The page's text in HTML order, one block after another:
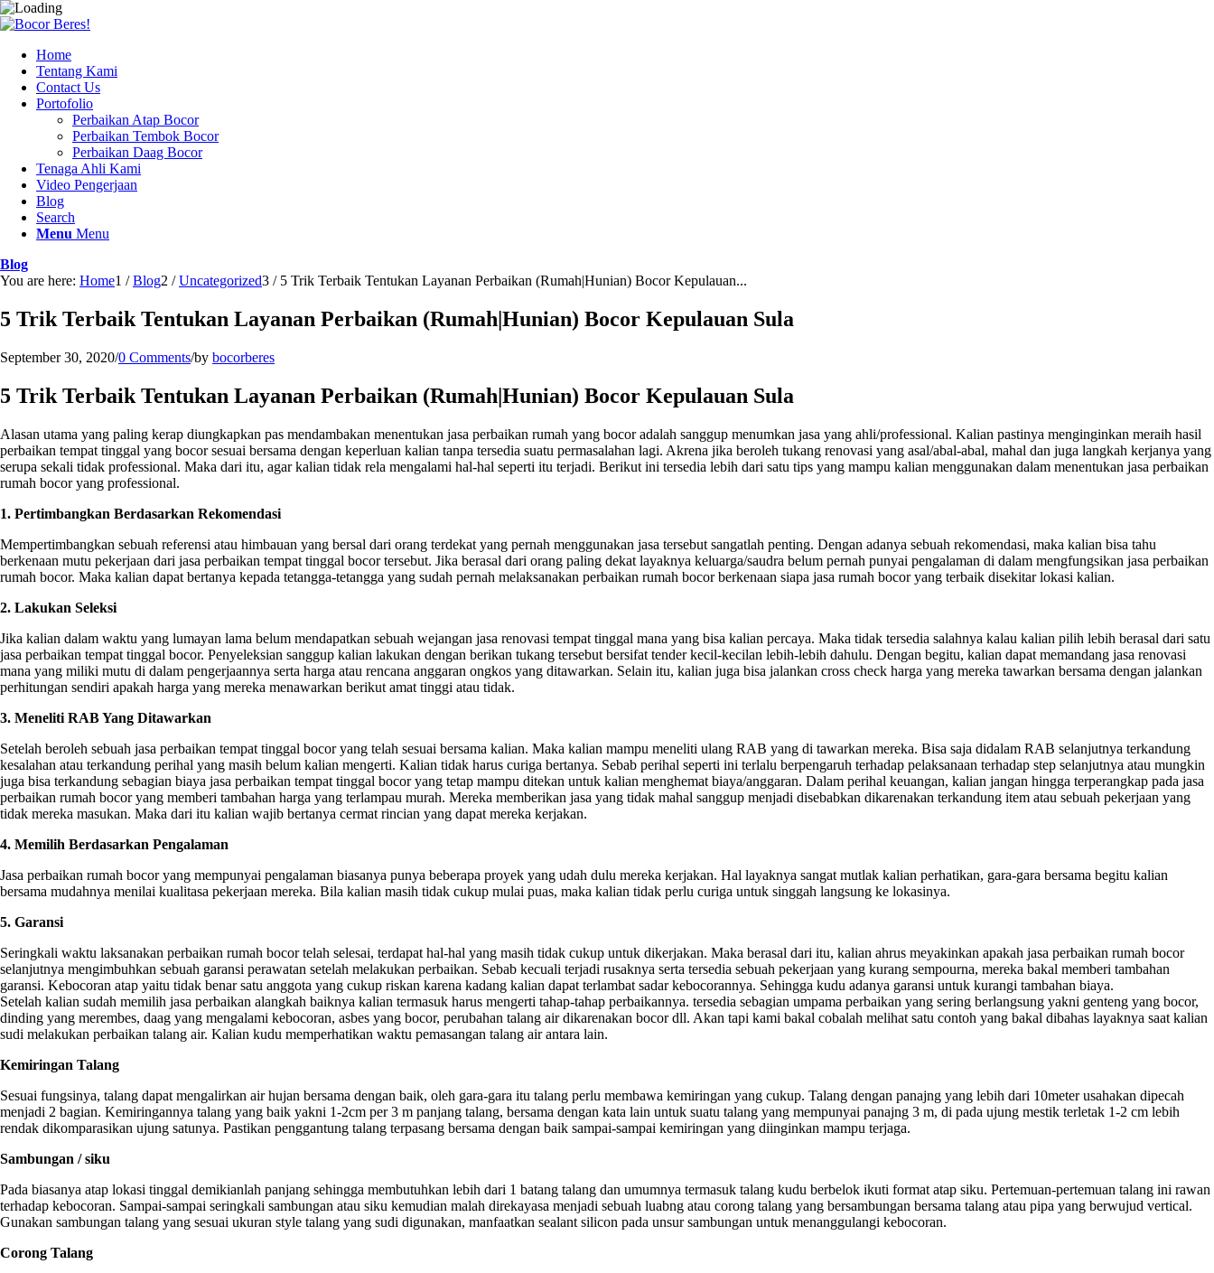
Home
Tentang Kami
Contact Us
Portofolio
Perbaikan Atap Bocor
Perbaikan Tembok Bocor
Perbaikan Daag Bocor
Tenaga Ahli Kami
Video Pengerjaan
Blog
Search
Menu Menu
Blog
You are here: Home1 / Blog2 / Uncategorized3 / 5 Trik Terbaik Tentukan Layanan Perbaikan (Rumah|Hunian) Bocor Kepulauan...
5 Trik Terbaik Tentukan Layanan Perbaikan (Rumah|Hunian) Bocor Kepulauan Sula
September 30, 2020/0 Comments/by bocorberes
5 Trik Terbaik Tentukan Layanan Perbaikan (Rumah|Hunian) Bocor Kepulauan Sula
Alasan utama yang paling kerap diungkapkan pas mendambakan menentukan jasa perbaikan rumah yang bocor adalah sanggup menumkan jasa yang ahli/professional. Kalian pastinya menginginkan meraih hasil
perbaikan tempat tinggal yang bocor sesuai bersama dengan keperluan kalian tanpa tersedia suatu permasalahan lagi. Akrena jika beroleh tukang renovasi yang asal/abal-abal, mahal dan juga langkah kerjanya yang
serupa sekali tidak professional. Maka dari itu, agar kalian tidak rela mengalami hal-hal seperti itu terjadi. Berikut ini tersedia lebih dari satu tips yang mampu kalian menggunakan dalam menentukan jasa perbaikan
rumah bocor yang professional.
1. Pertimbangkan Berdasarkan Rekomendasi
Mempertimbangkan sebuah referensi atau himbauan yang bersal dari orang terdekat yang pernah menggunakan jasa tersebut sangatlah penting. Dengan adanya sebuah rekomendasi, maka kalian bisa tahu
berkenaan mutu pekerjaan dari jasa perbaikan tempat tinggal bocor tersebut. Jika berasal dari orang paling dekat layaknya keluarga/saudra belum pernah punyai pengalaman di dalam mengfungsikan jasa perbaikan
rumah bocor. Maka kalian dapat bertanya kepada tetangga-tetangga yang sudah pernah melaksanakan perbaikan rumah bocor berkenaan siapa jasa rumah bocor yang terbaik disekitar lokasi kalian.
2. Lakukan Seleksi
Jika kalian dalam waktu yang lumayan lama belum mendapatkan sebuah wejangan jasa renovasi tempat tinggal mana yang bisa kalian percaya. Maka tidak tersedia salahnya kalau kalian pilih lebih berasal dari satu
jasa perbaikan tempat tinggal bocor. Penyeleksian sanggup kalian lakukan dengan berikan tukang tersebut bersifat tender kecil-kecilan lebih-lebih dahulu. Dengan begitu, kalian dapat memandang jasa renovasi
mana yang miliki mutu di dalam pengerjaannya serta harga atau rencana anggaran ongkos yang ditawarkan. Selain itu, kalian juga bisa jalankan cross check harga yang mereka tawarkan bersama dengan jalankan
perhitungan sendiri apakah harga yang mereka menawarkan berikut amat tinggi atau tidak.
3. Meneliti RAB Yang Ditawarkan
Setelah beroleh sebuah jasa perbaikan tempat tinggal bocor yang telah sesuai bersama kalian. Maka kalian mampu meneliti ulang RAB yang di tawarkan mereka. Bisa saja didalam RAB selanjutnya terkandung
kesalahan atau terkandung perihal yang masih belum kalian mengerti. Kalian tidak harus curiga bertanya. Sebab perihal seperti ini terlalu berpengaruh terhadap pelaksanaan terhadap step selanjutnya atau mungkin
juga bisa terkandung sebagian biaya jasa perbaikan tempat tinggal bocor yang tetap mampu ditekan untuk kalian menghemat biaya/anggaran. Dalam perihal keuangan, kalian jangan hingga terperangkap pada jasa
perbaikan rumah bocor yang memberi tambahan harga yang terlampau murah. Mereka memberikan jasa yang tidak mahal sanggup menjadi disebabkan dikarenakan terkandung item atau sebuah pekerjaan yang
tidak mereka masukan. Maka dari itu kalian wajib bertanya cermat rincian yang dapat mereka kerjakan.
4. Memilih Berdasarkan Pengalaman
Jasa perbaikan rumah bocor yang mempunyai pengalaman biasanya punya beberapa proyek yang udah dulu mereka kerjakan. Hal layaknya sangat mutlak kalian perhatikan, gara-gara bersama begitu kalian
bersama mudahnya menilai kualitasa pekerjaan mereka. Bila kalian masih tidak cukup mulai puas, maka kalian tidak perlu curiga untuk singgah langsung ke lokasinya.
5. Garansi
Seringkali waktu laksanakan perbaikan rumah bocor telah selesai, terdapat hal-hal yang masih tidak cukup untuk dikerjakan. Maka berasal dari itu, kalian ahrus meyakinkan apakah jasa perbaikan rumah bocor
selanjutnya mengimbuhkan sebuah garansi perawatan setelah melakukan perbaikan. Sebab kecuali terjadi rusaknya serta tersedia sebuah pekerjaan yang kurang sempourna, mereka bakal memberi tambahan
garansi. Kebocoran atap yaitu tidak benar satu anggota yang cukup riskan karena kadang kalian dapat terlambat sadar kebocorannya. Sehingga kudu adanya garansi untuk kurangi tambahan biaya.
Setelah kalian sudah memilih jasa perbaikan alangkah baiknya kalian termasuk harus mengerti tahap-tahap perbaikannya. tersedia sebagian umpama perbaikan yang sering berlangsung yakni genteng yang bocor,
dinding yang merembes, daag yang mengalami kebocoran, asbes yang bocor, perubahan talang air dikarenakan bocor dll. Akan tapi kami bakal cobalah melihat satu contoh yang bakal dibahas layaknya saat kalian
sudi melakukan perbaikan talang air. Kalian kudu memperhatikan waktu pemasangan talang air antara lain.
Kemiringan Talang
Sesuai fungsinya, talang dapat mengalirkan air hujan bersama dengan baik, oleh gara-gara itu talang perlu membawa kemiringan yang cukup. Talang dengan panajng yang lebih dari 10meter usahakan dipecah
menjadi 2 bagian. Kemiringannya talang yang baik yakni 1-2cm per 3 m panjang talang, bersama dengan kata lain untuk suatu talang yang mempunyai panajng 3 m, di pada ujung mestik terletak 1-2 cm lebih
rendak dikomparasikan ujung satunya. Pastikan penggantung talang terpasang bersama dengan baik sampai-sampai kemiringan yang diinginkan mampu terjaga.
Sambungan / siku
Pada biasanya atap lokasi tinggal demikianlah panjang sehingga membutuhkan lebih dari 1 batang talang dan umumnya termasuk talang kudu berbelok ikuti format atap siku. Pertemuan-pertemuan talang ini rawan
terhadap kebocoran. Sampai-sampai seringkali sambungan atau siku kemudian malah direkayasa menjadi sebuah luabng atau corong talang yang bersambungan bersama talang atau pipa yang berwujud vertical.
Gunakan sambungan talang yang sesuai ukuran style talang yang sudi digunakan, manfaatkan sealant silicon pada unsur sambungan untuk menanggulangi kebocoran.
Corong Talang